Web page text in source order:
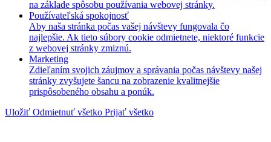
na základe spôsobu používania webovej stránky.
Používateľská spokojnosť
Aby naša stránka počas vašej návštevy fungovala čo
najlepšie. Ak tieto súbory cookie odmietnete, niektoré funkcie
z webovej stránky zmiznú.
Marketing
Zdieľaním svojich záujmov a správania počas návštevy našej
stránky zvyšujete šancu na zobrazenie kvalitnejšie
prispôsobeného obsahu a ponúk.
Uložiť Odmietnuť všetko Prijať všetko